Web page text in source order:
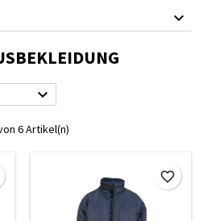

6 Artikel(n)
favorite_border